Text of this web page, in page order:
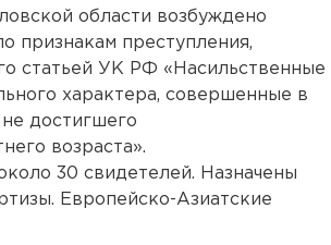
области возбуждено
признакам преступления,
статьей УК РФ «Насильственные
характера, совершенные в
достигшего
возраста».
30 свидетелей. Назначены
Европейско-Азиатские